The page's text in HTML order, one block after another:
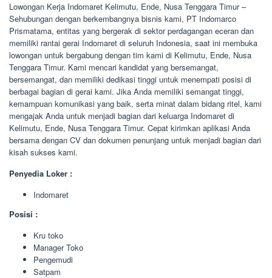
Lowongan Kerja Indomaret Kelimutu, Ende, Nusa Tenggara Timur –
Sehubungan dengan berkembangnya bisnis kami, PT Indomarco
Prismatama, entitas yang bergerak di sektor perdagangan eceran dan
memiliki rantai gerai Indomaret di seluruh Indonesia, saat ini membuka
lowongan untuk bergabung dengan tim kami di Kelimutu, Ende, Nusa
Tenggara Timur. Kami mencari kandidat yang bersemangat,
bersemangat, dan memiliki dedikasi tinggi untuk menempati posisi di
berbagai bagian di gerai kami. Jika Anda memiliki semangat tinggi,
kemampuan komunikasi yang baik, serta minat dalam bidang ritel, kami
mengajak Anda untuk menjadi bagian dari keluarga Indomaret di
Kelimutu, Ende, Nusa Tenggara Timur. Cepat kirimkan aplikasi Anda
bersama dengan CV dan dokumen penunjang untuk menjadi bagian dari
kisah sukses kami.
Penyedia Loker :
Indomaret
Posisi :
Kru toko
Manager Toko
Pengemudi
Satpam